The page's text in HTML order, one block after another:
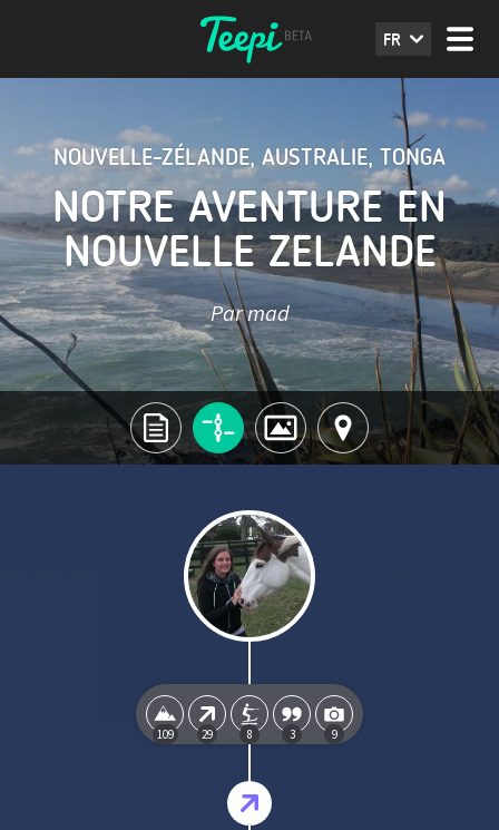
FR
NOUVELLE-ZÉLANDE, AUSTRALIE, TONGA
NOTRE AVENTURE EN
NOUVELLE ZELANDE
Par mad
109 29 8 3 9